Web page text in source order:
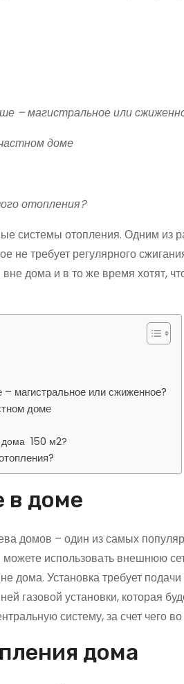
– магистральное или
доме
отопления?
системы отопления. Одним из
не требует регулярного
дома и в то же время хотят,
магистральное или сжиженное?
доме
дома 150 м2?
в доме
домов – один из самых
использовать внешнюю
дома. Установка требует
газовой установки, которая
систему, за счет чего
дома